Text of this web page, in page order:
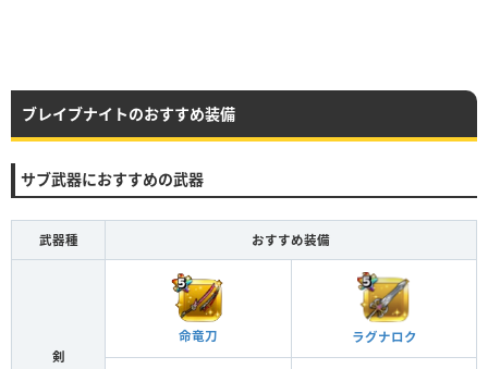
ブレイブナイトのおすすめ装備
サブ武器におすすめの武器
武器種 おすすめ装備
剣
命竜刀 ラグナロク